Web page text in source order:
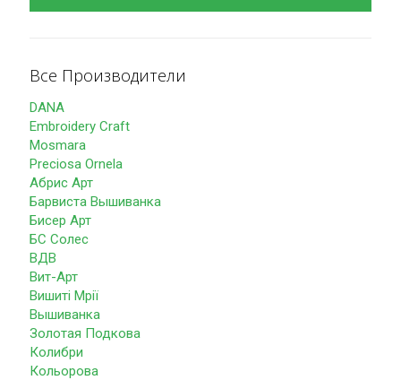
Все Производители
DANA
Embroidery Craft
Mosmara
Preciosa Ornela
Абрис Арт
Барвиста Вышиванка
Бисер Арт
БС Солес
ВДВ
Вит-Арт
Вишиті Мрії
Вышиванка
Золотая Подкова
Колибри
Кольорова